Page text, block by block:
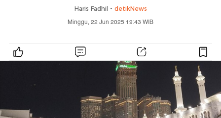
Haris Fadhil - detikNews
Minggu, 22 Jun 2025 19:43 WIB